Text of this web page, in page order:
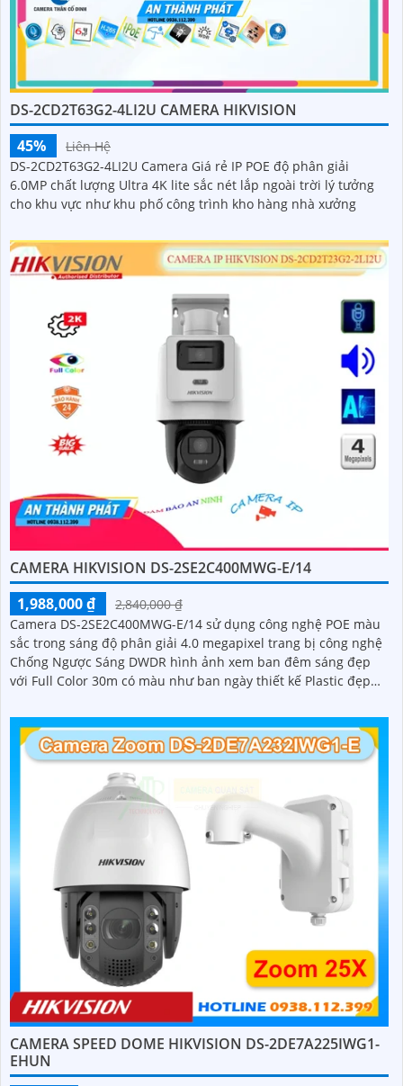
DS-2CD2T63G2-4LI2U CAMERA HIKVISION
45%
Liên Hệ
DS-2CD2T63G2-4LI2U Camera Giá rẻ IP POE độ phân giải
6.0MP chất lượng Ultra 4K lite sắc nét lắp ngoài trời lý tưởng
cho khu vực như khu phố công trình kho hàng nhà xưởng
CAMERA HIKVISION DS-2SE2C400MWG-E/14
1,988,000 ₫
2,840,000 ₫
Camera DS-2SE2C400MWG-E/14 sử dụng công nghệ POE màu
sắc trong sáng độ phân giải 4.0 megapixel trang bị công nghệ
Chống Ngược Sáng DWDR hình ảnh xem ban đêm sáng đẹp
với Full Color 30m có màu như ban ngày thiết kế Plastic đẹp
tích hợp tính năng thông minh phân biệt người và phương
tiện và chức năng thu âm và loa to rõ
CAMERA SPEED DOME HIKVISION DS-2DE7A225IWG1-
EHUN